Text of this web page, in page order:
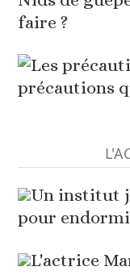
faire ?
précautions
Un institut
pour
L'actrice